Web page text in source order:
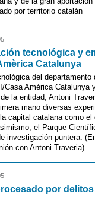
por territorio catalán
tecnológica y
Catalunya
del
Casa América Catalunya
la entidad, Antoni
mano diversas
capital catalana como
el Parque
investigación puntera.
con Antoni Traveria)
por